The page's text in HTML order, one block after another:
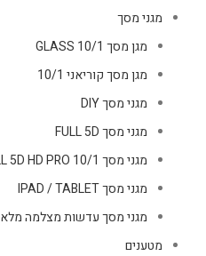
מגני מסך
מגן מסך GLASS 10/1
מגן מסך קוריאני 10/1
מגני מסך DIY
מגני מסך FULL 5D
מגני מסך FULL 5D HD PRO 10/1
מגני מסך IPAD / TABLET
מגני מסך עדשות מצלמה מלא
מטענים